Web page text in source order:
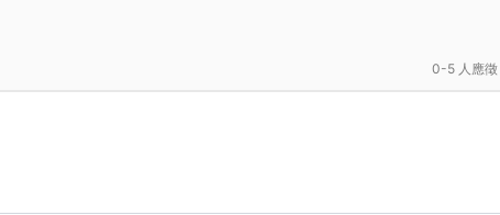
0-5 人應徵